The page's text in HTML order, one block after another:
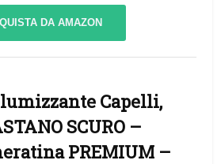
DA AMAZON
Capelli,
SCURO –
PREMIUM –